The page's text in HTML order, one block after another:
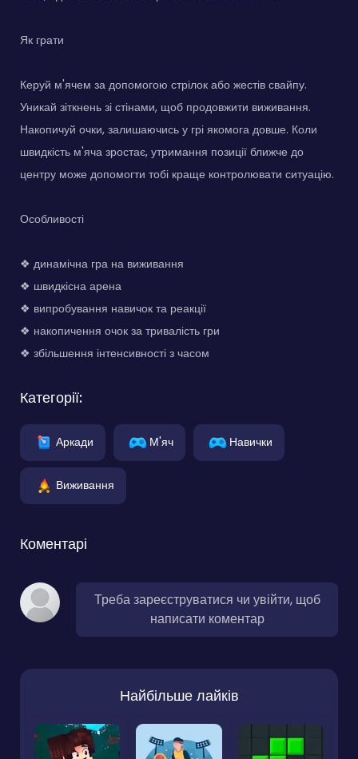
Як грати
Керуй м'ячем за допомогою стрілок або жестів свайпу.
Уникай зіткнень зі стінами, щоб продовжити виживання.
Накопичуй очки, залишаючись у грі якомога довше. Коли
швидкість м'яча зростає, утримання позиції ближче до
центру може допомогти тобі краще контролювати ситуацію.
Особливості
❖ динамічна гра на виживання
❖ швидкісна арена
❖ випробування навичок та реакції
❖ накопичення очок за тривалість гри
❖ збільшення інтенсивності з часом
Категорії:
Аркади М'яч Навички
Виживання
Коментарі
Треба зареєструватися чи увійти, щоб
написати коментар
Найбільше лайків